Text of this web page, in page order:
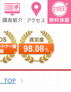
TOP